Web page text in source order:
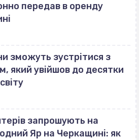
передав в оренду
зможуть зустрітися з
який увійшов до десятки
запрошують на
Яр на Черкащині: як